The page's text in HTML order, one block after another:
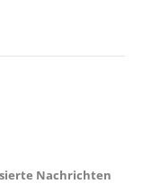
Nachrichten